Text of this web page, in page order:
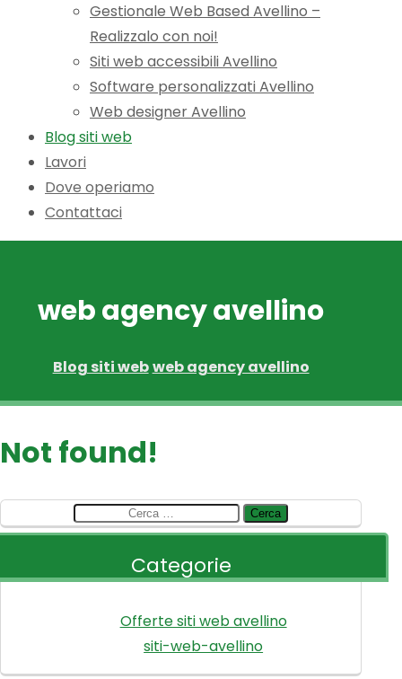
Gestionale Web Based Avellino –
Realizzalo con noi!
Siti web accessibili Avellino
Software personalizzati Avellino
Web designer Avellino
Blog siti web
Lavori
Dove operiamo
Contattaci
web agency avellino
Blog siti webweb agency avellino
Not found!
Ricerca
per:
Categorie
Offerte siti web avellino
siti-web-avellino